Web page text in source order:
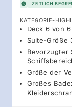
ZEITLICH
KATEGORIE-
Deck 6 von 6
Suite-Größe
Bevorzugter
Größe der
Großes